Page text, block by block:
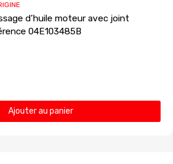
d’huile moteur avec joint
04E103485B
Ajouter au panier